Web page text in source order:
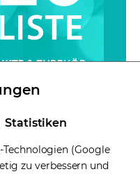
Statistiken
(Google
zu verbessern und